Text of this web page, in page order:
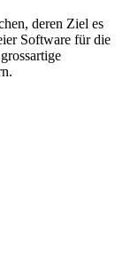
deren Ziel es
Software für die